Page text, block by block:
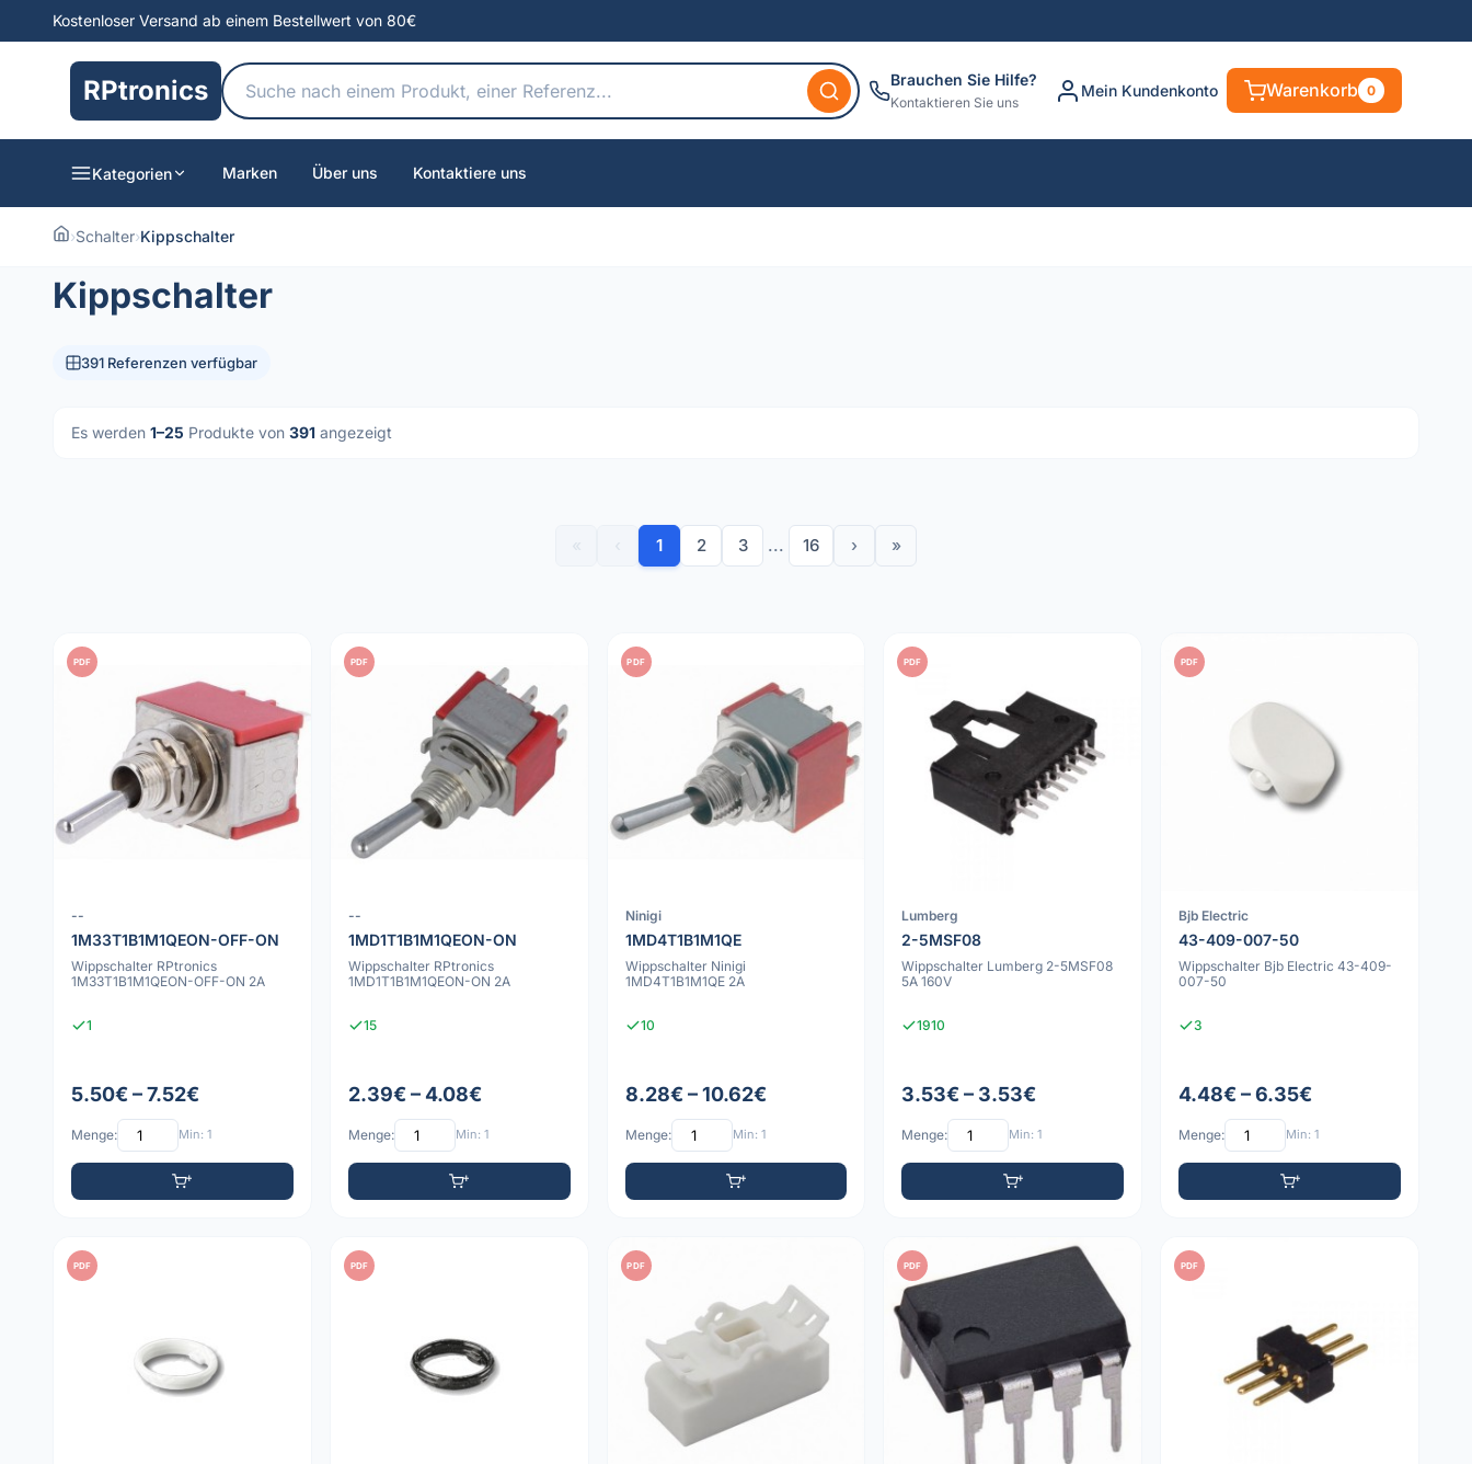
Kostenloser Versand ab einem Bestellwert von 80€
RPtronics Brauchen Sie Hilfe?
Kontaktieren Sie uns
Mein Kundenkonto Warenkorb 0
Kategorien Marken Über uns Kontaktiere uns
›Schalter›Kippschalter
Kippschalter
391 Referenzen verfügbar
Es werden 1–25 Produkte von 391 angezeigt
1 2 3 ... 16 › »
PDF
--
1M33T1B1M1QEON-OFF-ON
Wippschalter RPtronics
1M33T1B1M1QEON-OFF-ON 2A
1
5.50€ – 7.52€
Menge: Min: 1
PDF
--
1MD1T1B1M1QEON-ON
Wippschalter RPtronics
1MD1T1B1M1QEON-ON 2A
15
2.39€ – 4.08€
Menge: Min: 1
PDF
Ninigi
1MD4T1B1M1QE
Wippschalter Ninigi
1MD4T1B1M1QE 2A
10
8.28€ – 10.62€
Menge: Min: 1
PDF
Lumberg
2-5MSF08
Wippschalter Lumberg 2-5MSF08
5A 160V
1910
3.53€ – 3.53€
Menge: Min: 1
PDF
Bjb Electric
43-409-007-50
Wippschalter Bjb Electric 43-409-
007-50
3
4.48€ – 6.35€
Menge: Min: 1
PDF PDF PDF PDF PDF